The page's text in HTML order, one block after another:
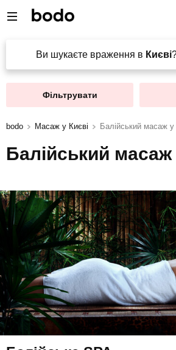
Ви шукаєте враження в Києві
Фільтрувати
bodo Масаж у Києві Балійський масаж у
Балійський масаж